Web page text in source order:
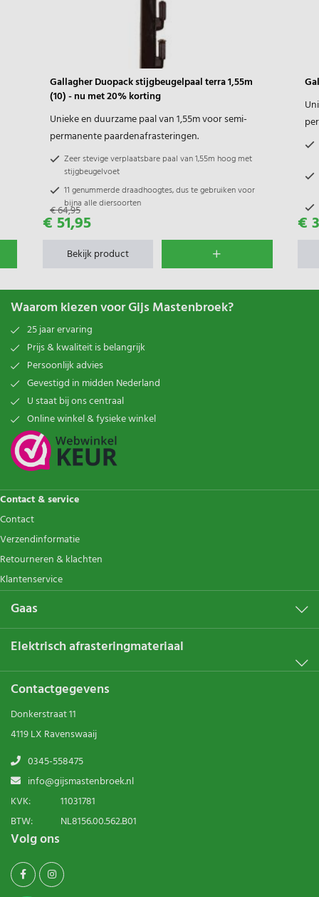
Gallagher Duopack stijgbeugelpaal terra 1,55m
(10) - nu met 20% korting
Unieke en duurzame paal van 1,55m voor semi-
permanente paardenafrasteringen.
Zeer stevige verplaatsbare paal van 1,55m hoog met
stijgbeugelvoet
11 genummerde draadhoogtes, dus te gebruiken voor
bijna alle diersoorten
Gallagher palen zijn onderling te combineren door
€ 64,95
€ 51,95
Bekijk product
€
Waarom kiezen voor Gijs Mastenbroek?
25 jaar ervaring
Prijs & kwaliteit is belangrijk
Persoonlijk advies
Gevestigd in midden Nederland
U staat bij ons centraal
Online winkel & fysieke winkel
Contact & service
Contact
Verzendinformatie
Retourneren & klachten
Klantenservice
Gaas
Elektrisch afrasteringmateriaal
Contactgegevens
Donkerstraat 11
4119 LX Ravenswaaij
0345-558475
info@gijsmastenbroek.nl
KVK:
11031781
BTW:
NL8156.00.562.B01
Volg ons